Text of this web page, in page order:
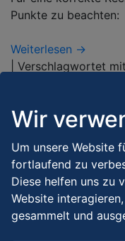
Punkte zu beachten:
Weiterlesen →
Verschlagwortet mit
Wir
Um unsere Website
fortlaufend zu
Diese helfen uns zu
Website
gesammelt und